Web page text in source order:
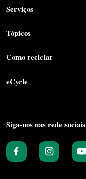
Serviços
Tópicos
Como reciclar
eCycle
Siga-nos nas rede sociais